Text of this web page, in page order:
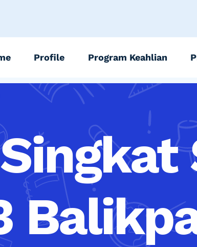
Profile Program Keahlian